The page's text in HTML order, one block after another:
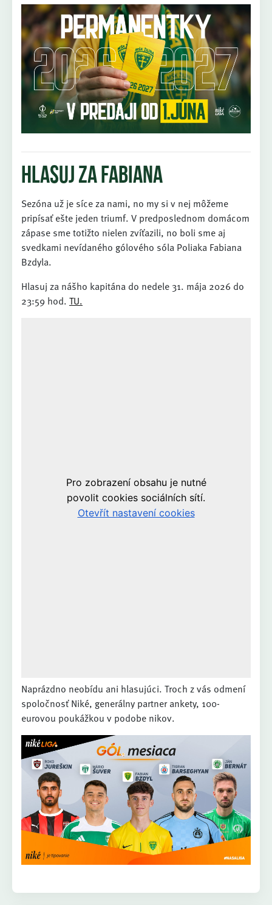
Hlasuj za Fabiana
Sezóna už je síce za nami, no my si v nej môžeme
pripísať ešte jeden triumf. V predposlednom domácom
zápase sme totižto nielen zvíťazili, no boli sme aj
svedkami nevídaného gólového sóla Poliaka Fabiana
Bzdyla.
Hlasuj za nášho kapitána do nedele 31. mája 2026 do
23:59 hod. TU.
Naprázdno neobídu ani hlasujúci. Troch z vás odmení
spoločnosť Niké, generálny partner ankety, 100-
eurovou poukážkou v podobe nikov.